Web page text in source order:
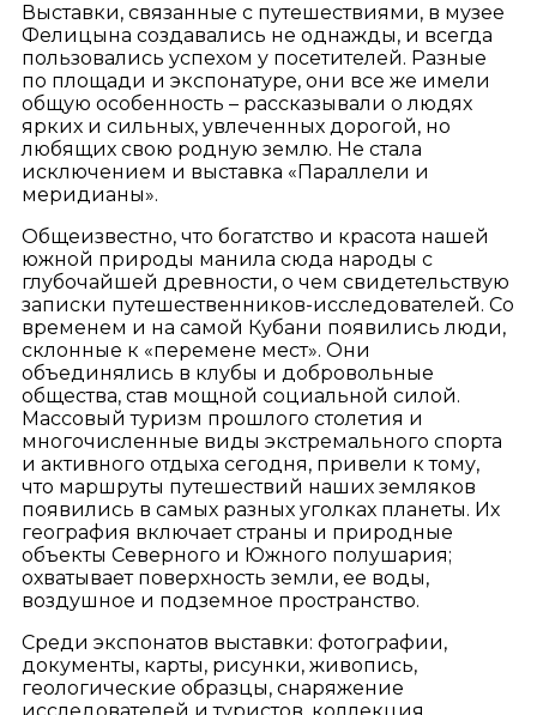
Выставки, связанные с путешествиями, в музее
Фелицына создавались не однажды, и всегда
пользовались успехом у посетителей. Разные
по площади и экспонатуре, они все же имели
общую особенность – рассказывали о людях
ярких и сильных, увлеченных дорогой, но
любящих свою родную землю. Не стала
исключением и выставка «Параллели и
меридианы».
Общеизвестно, что богатство и красота нашей
южной природы манила сюда народы с
глубочайшей древности, о чем свидетельствую
записки путешественников-исследователей. Со
временем и на самой Кубани появились люди,
склонные к «перемене мест». Они
объединялись в клубы и добровольные
общества, став мощной социальной силой.
Массовый туризм прошлого столетия и
многочисленные виды экстремального спорта
и активного отдыха сегодня, привели к тому,
что маршруты путешествий наших земляков
появились в самых разных уголках планеты. Их
география включает страны и природные
объекты Северного и Южного полушария;
охватывает поверхность земли, ее воды,
воздушное и подземное пространство.
Среди экспонатов выставки: фотографии,
документы, карты, рисунки, живопись,
геологические образцы, снаряжение